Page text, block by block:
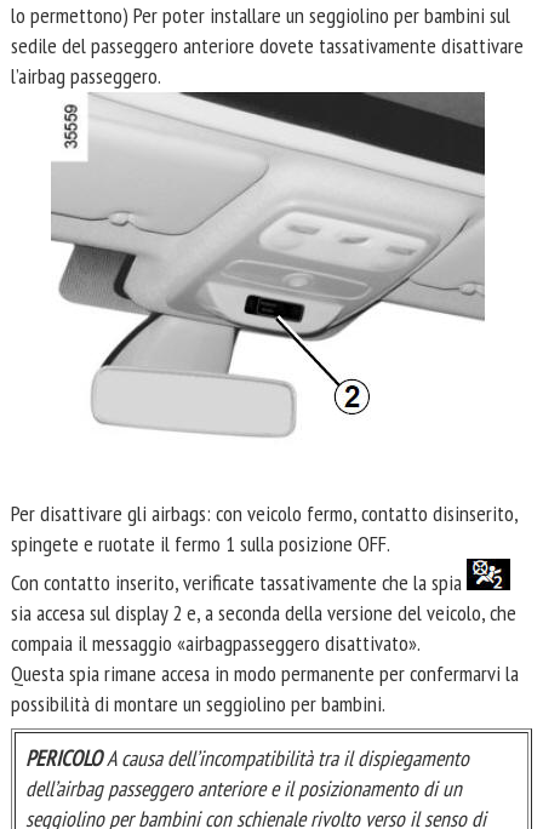
lo permettono) Per poter installare un seggiolino per bambini sul
sedile del passeggero anteriore dovete tassativamente disattivare
l’airbag passeggero.
Per disattivare gli airbags: con veicolo fermo, contatto disinserito,
spingete e ruotate il fermo 1 sulla posizione OFF.
Con contatto inserito, verificate tassativamente che la spia
sia accesa sul display 2 e, a seconda della versione del veicolo, che
compaia il messaggio «airbagpasseggero disattivato».
Questa spia rimane accesa in modo permanente per confermarvi la
possibilità di montare un seggiolino per bambini.
PERICOLOA causa dell’incompatibilità tra il dispiegamento
dell’airbag passeggero anteriore e il posizionamento di un
seggiolino per bambini con schienale rivolto verso il senso di